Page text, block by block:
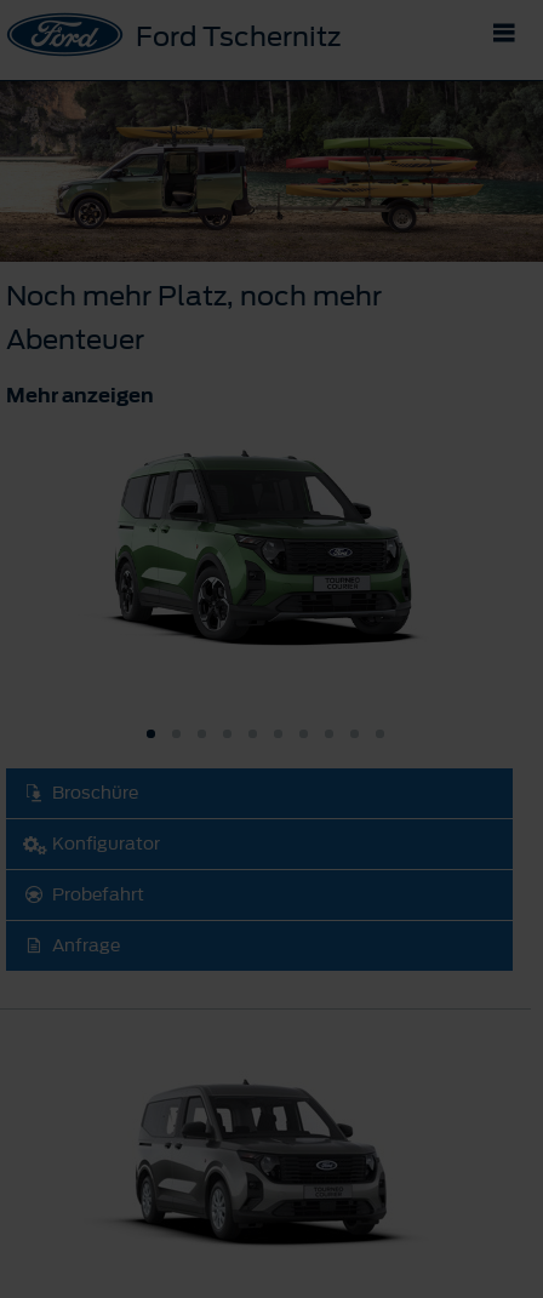
Ford Tschernitz
Noch mehr Platz, noch mehr
Abenteuer
Mehr anzeigen
Broschüre
Konfigurator
Probefahrt
Anfrage